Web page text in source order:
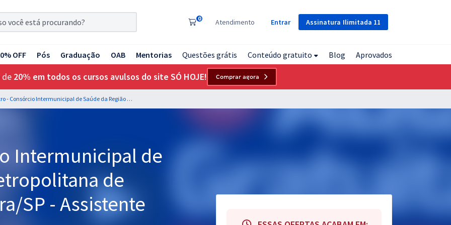
Assinatura Ilimitada 11
0 Atendimento Entrar
OFF Pós Graduação OAB Mentorias Questões grátis Conteúdo gratuito Blog Aprovados
de 20% em todos os cursos avulsos do site SÓ HOJE! Comprar agora
Cismetro - Consórcio Intermunicipal de Saúde da Região Metropolitana de Campinas - Holambra/SP - Assistente Social
Intermunicipal de
de
SP - Assistente